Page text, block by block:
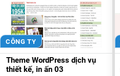
CÔNG TY
Theme WordPress dịch vụ
thiết kế, in ấn 03